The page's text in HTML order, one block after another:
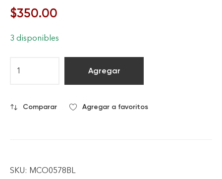
$350.00
3 disponibles
Agregar
Comparar Agregar a favoritos
SKU: MCO0578BL